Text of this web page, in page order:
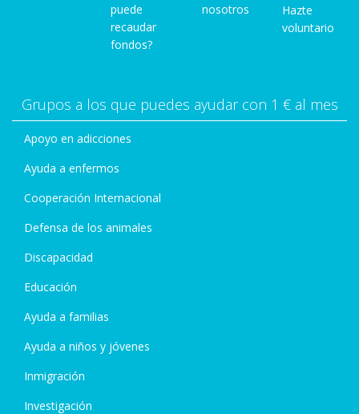
puede
recaudar
fondos?
nosotros
Hazte
voluntario
Grupos a los que puedes ayudar con 1 € al mes
Apoyo en adicciones
Ayuda a enfermos
Cooperación Internacional
Defensa de los animales
Discapacidad
Educación
Ayuda a familias
Ayuda a niños y jóvenes
Inmigración
Investigación